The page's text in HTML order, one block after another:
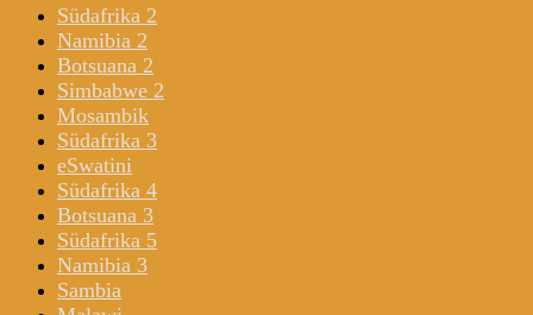
Südafrika 2
Namibia 2
Botsuana 2
Simbabwe 2
Mosambik
Südafrika 3
eSwatini
Südafrika 4
Botsuana 3
Südafrika 5
Namibia 3
Sambia